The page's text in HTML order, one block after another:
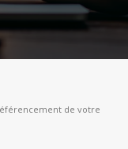
de votre